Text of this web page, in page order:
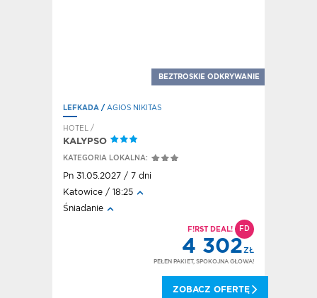
BEZTROSKIE ODKRYWANIE
LEFKADA / AGIOS NIKITAS
HOTEL /
KALYPSO
KATEGORIA LOKALNA:
Pn 31.05.2027 / 7 dni
Katowice / 18:25
Śniadanie
F!RST DEAL! FD
4 302ZŁ
PEŁEN PAKIET, SPOKOJNA GŁOWA!
ZOBACZ OFERTĘ